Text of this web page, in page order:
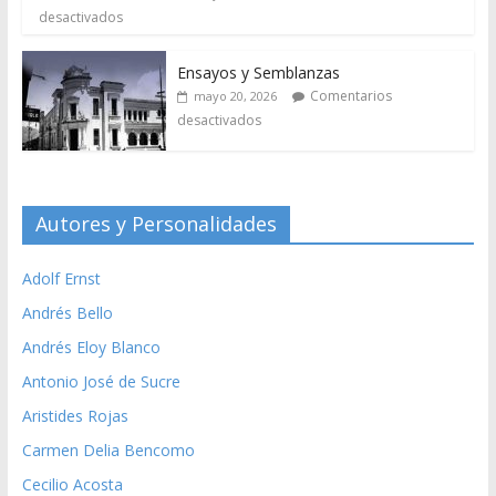
desactivados
Ensayos y Semblanzas
mayo 20, 2026
Comentarios
desactivados
Autores y Personalidades
Adolf Ernst
Andrés Bello
Andrés Eloy Blanco
Antonio José de Sucre
Aristides Rojas
Carmen Delia Bencomo
Cecilio Acosta